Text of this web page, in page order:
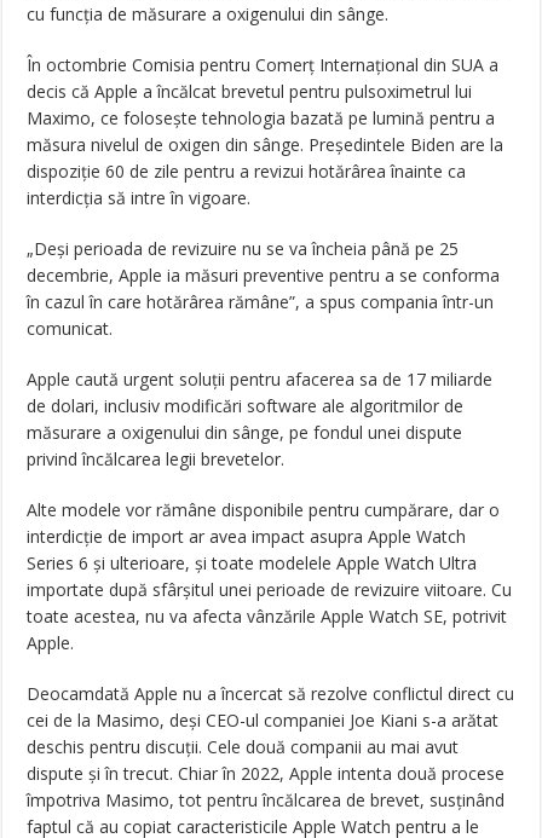
cu funcția de măsurare a oxigenului din sânge.
În octombrie Comisia pentru Comerț Internațional din SUA a
decis că Apple a încălcat brevetul pentru pulsoximetrul lui
Maximo, ce folosește tehnologia bazată pe lumină pentru a
măsura nivelul de oxigen din sânge. Președintele Biden are la
dispoziție 60 de zile pentru a revizui hotărârea înainte ca
interdicția să intre în vigoare.
„Deși perioada de revizuire nu se va încheia până pe 25
decembrie, Apple ia măsuri preventive pentru a se conforma
în cazul în care hotărârea rămâne”, a spus compania într-un
comunicat.
Apple caută urgent soluții pentru afacerea sa de 17 miliarde
de dolari, inclusiv modificări software ale algoritmilor de
măsurare a oxigenului din sânge, pe fondul unei dispute
privind încălcarea legii brevetelor.
Alte modele vor rămâne disponibile pentru cumpărare, dar o
interdicție de import ar avea impact asupra Apple Watch
Series 6 și ulterioare, și toate modelele Apple Watch Ultra
importate după sfârșitul unei perioade de revizuire viitoare. Cu
toate acestea, nu va afecta vânzările Apple Watch SE, potrivit
Apple.
Deocamdată Apple nu a încercat să rezolve conflictul direct cu
cei de la Masimo, deși CEO-ul companiei Joe Kiani s-a arătat
deschis pentru discuții. Cele două companii au mai avut
dispute și în trecut. Chiar în 2022, Apple intenta două procese
împotriva Masimo, tot pentru încălcarea de brevet, susținând
faptul că au copiat caracteristicile Apple Watch pentru a le